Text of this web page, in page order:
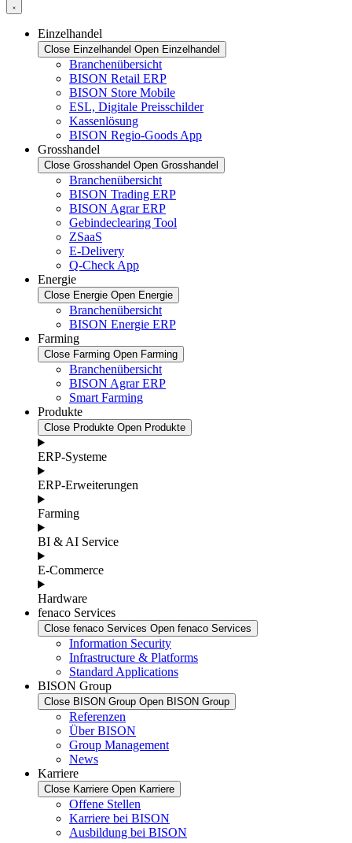
Einzelhandel
Close Einzelhandel Open Einzelhandel
Branchenübersicht
BISON Retail ERP
BISON Store Mobile
ESL, Digitale Preisschilder
Kassenlösung
BISON Regio-Goods App
Grosshandel
Close Grosshandel Open Grosshandel
Branchenübersicht
BISON Trading ERP
BISON Agrar ERP
Gebindeclearing Tool
ZSaaS
E-Delivery
Q-Check App
Energie
Close Energie Open Energie
Branchenübersicht
BISON Energie ERP
Farming
Close Farming Open Farming
Branchenübersicht
BISON Agrar ERP
Smart Farming
Produkte
Close Produkte Open Produkte
ERP-Systeme
ERP-Erweiterungen
Farming
BI & AI Service
E-Commerce
Hardware
fenaco Services
Close fenaco Services Open fenaco Services
Information Security
Infrastructure & Platforms
Standard Applications
BISON Group
Close BISON Group Open BISON Group
Referenzen
Über BISON
Group Management
News
Karriere
Close Karriere Open Karriere
Offene Stellen
Karriere bei BISON
Ausbildung bei BISON